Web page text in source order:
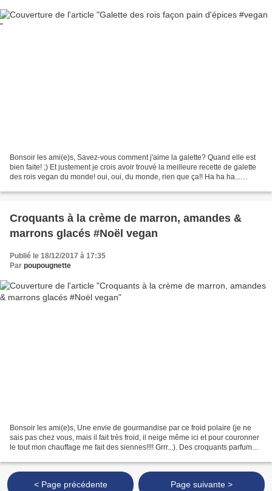
Bonsoir les ami(e)s, Savez-vous comment j'aime la galette? Quand elle est
bien faite! ;) Et justement je crois avoir trouvé la meilleure recette de galette
des rois vegan du monde! oui, oui, du monde, rien que ça!! Ha ha ha...
Croquants à la crème de marron, amandes &
marrons glacés #Noël vegan
Publié le 18/12/2017 à 17:35
Par poupougnette
Bonsoir les ami(e)s, Une envie de gourmandise par ce froid polaire (je ne
sais pas chez vous, mais il fait très froid, il neige même ici et pour couronner
le tout mon chauffage me fait des siennes!!!! Grrr...). Des croquants parfumés
< Page précédente Page suivante >